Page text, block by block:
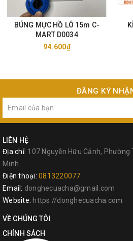
ra những sản phẩm mới, ngày một
để tăng độ bền. Về mẫu mã sản phẩm,
những thiết kế rất tốt, xem nó như là
khổng lồ cho khách hàng lựa chọn.
nhóm dụng cụ vặn, dụng cụ cắt, dụng
dụng cụ chuyên ngành bảo dưỡng xe
BÚNG MỰC HỒ LÔ 15m C-
MART D0034
94.600₫
ĐĂNG KÝ
LIÊN HỆ
Địa chỉ: 107 Nguyễn Hữu Cảnh, Phường
Minh
Điện thoại: 0813220077
Email: donghecuacha@gmail.com
Website: https://donghecuacha.com
VỀ CHÚNG TÔI
CHÍNH SÁCH